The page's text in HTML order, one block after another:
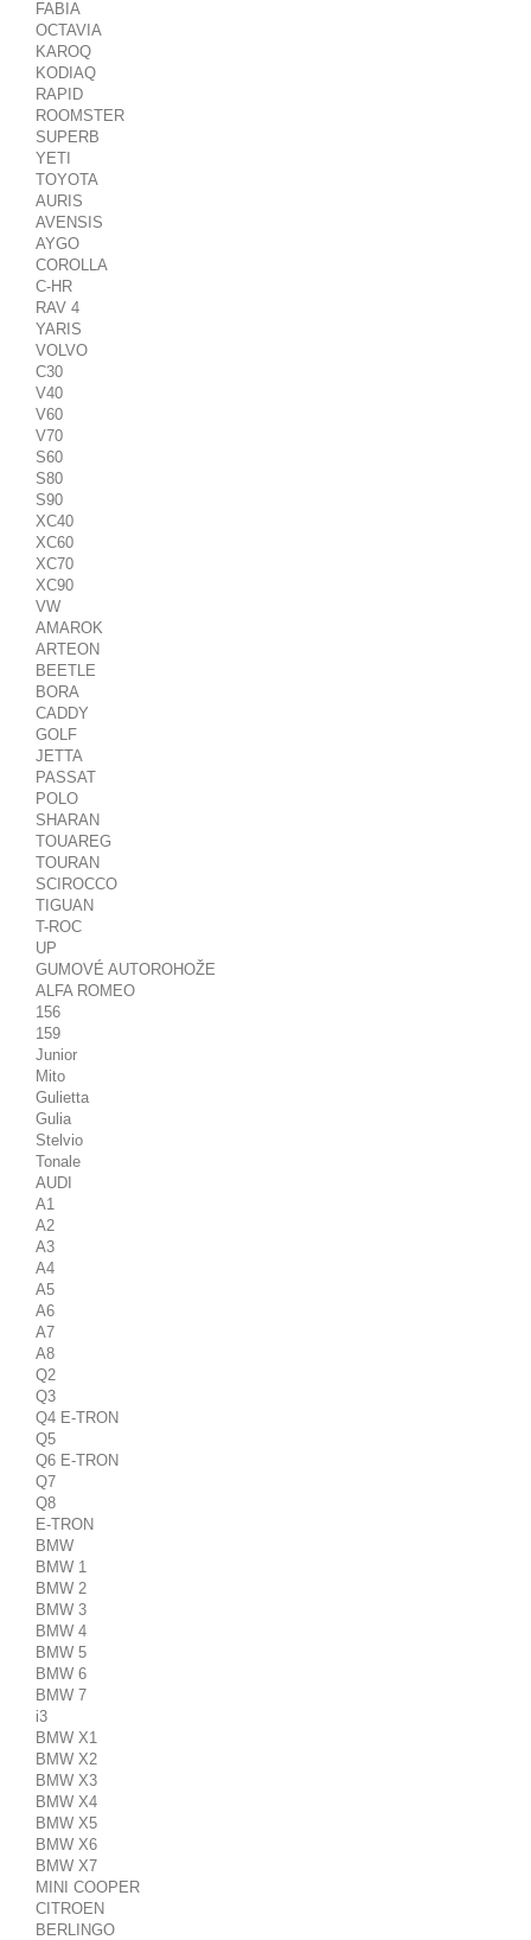
FABIA
OCTAVIA
KAROQ
KODIAQ
RAPID
ROOMSTER
SUPERB
YETI
TOYOTA
AURIS
AVENSIS
AYGO
COROLLA
C-HR
RAV 4
YARIS
VOLVO
C30
V40
V60
V70
S60
S80
S90
XC40
XC60
XC70
XC90
VW
AMAROK
ARTEON
BEETLE
BORA
CADDY
GOLF
JETTA
PASSAT
POLO
SHARAN
TOUAREG
TOURAN
SCIROCCO
TIGUAN
T-ROC
UP
GUMOVÉ AUTOROHOŽE
ALFA ROMEO
156
159
Junior
Mito
Gulietta
Gulia
Stelvio
Tonale
AUDI
A1
A2
A3
A4
A5
A6
A7
A8
Q2
Q3
Q4 E-TRON
Q5
Q6 E-TRON
Q7
Q8
E-TRON
BMW
BMW 1
BMW 2
BMW 3
BMW 4
BMW 5
BMW 6
BMW 7
i3
BMW X1
BMW X2
BMW X3
BMW X4
BMW X5
BMW X6
BMW X7
MINI COOPER
CITROEN
BERLINGO